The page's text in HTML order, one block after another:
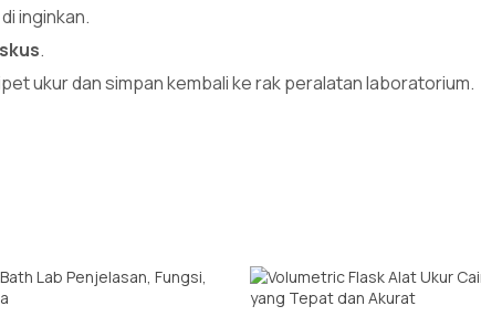
inginkan.
.
ukur dan simpan kembali ke rak peralatan laboratorium.